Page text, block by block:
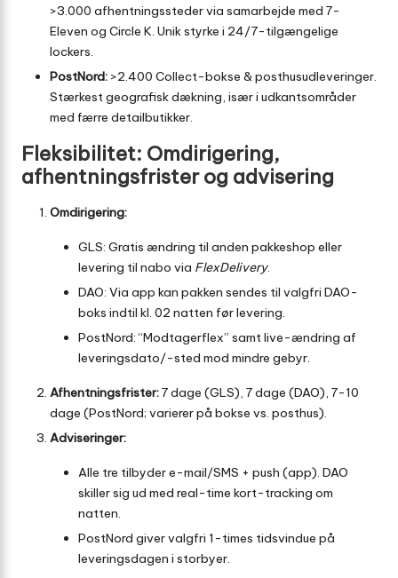
>3.000 afhentningssteder via samarbejde med 7-
Eleven og Circle K. Unik styrke i 24/7-tilgængelige
lockers.
PostNord: >2.400 Collect-bokse & posthusudleveringer.
Stærkest geografisk dækning, især i udkantsområder
med færre detailbutikker.
Fleksibilitet: Omdirigering,
afhentningsfrister og advisering
Omdirigering:
GLS: Gratis ændring til anden pakkeshop eller
levering til nabo via FlexDelivery.
DAO: Via app kan pakken sendes til valgfri DAO-
boks indtil kl. 02 natten før levering.
PostNord: “Modtagerflex” samt live-ændring af
leveringsdato/-sted mod mindre gebyr.
Afhentningsfrister:7 dage (GLS), 7 dage (DAO), 7-10
dage (PostNord; varierer på bokse vs. posthus).
Adviseringer:
Alle tre tilbyder e-mail/SMS + push (app). DAO
skiller sig ud med real-time kort-tracking om
natten.
PostNord giver valgfri 1-times tidsvindue på
leveringsdagen i storbyer.